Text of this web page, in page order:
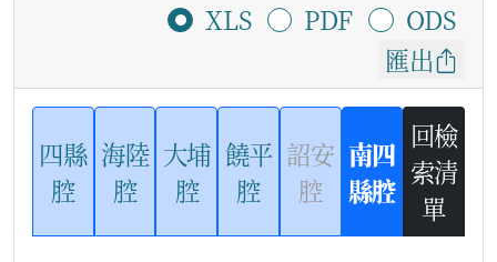
XLS
PDF
ODS
匯出
四縣
腔
海陸
腔
大埔
腔
饒平
腔
詔安
腔
南四
縣腔
回檢
索清
單